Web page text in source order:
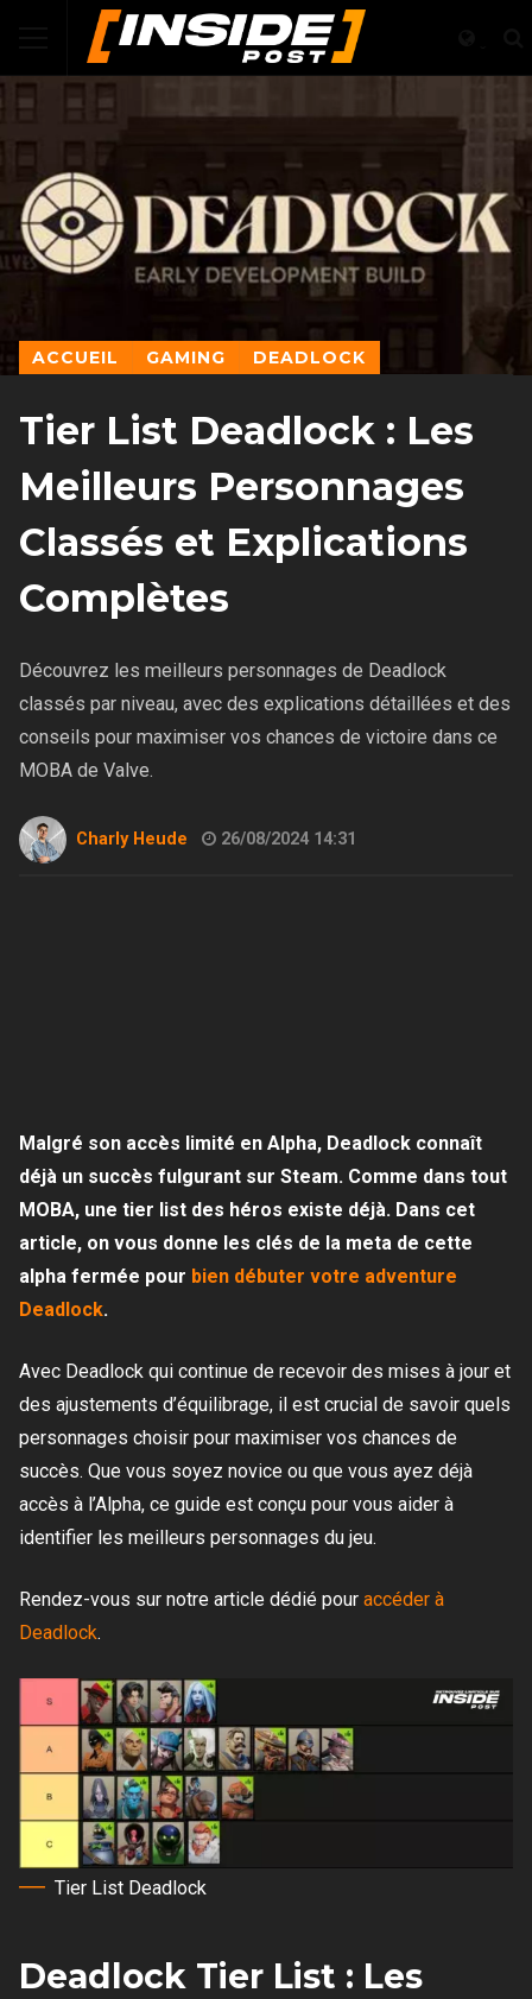
ACCUEIL GAMING DEADLOCK
Tier List Deadlock : Les
Meilleurs Personnages
Classés et Explications
Complètes
Découvrez les meilleurs personnages de Deadlock
classés par niveau, avec des explications détaillées et des
conseils pour maximiser vos chances de victoire dans ce
MOBA de Valve.
Charly Heude 26/08/2024 14:31
Malgré son accès limité en Alpha, Deadlock connaît
déjà un succès fulgurant sur Steam. Comme dans tout
MOBA, une tier list des héros existe déjà. Dans cet
article, on vous donne les clés de la meta de cette
alpha fermée pour bien débuter votre adventure
Deadlock.
Avec Deadlock qui continue de recevoir des mises à jour et
des ajustements d’équilibrage, il est crucial de savoir quels
personnages choisir pour maximiser vos chances de
succès. Que vous soyez novice ou que vous ayez déjà
accès à l’Alpha, ce guide est conçu pour vous aider à
identifier les meilleurs personnages du jeu.
Rendez-vous sur notre article dédié pour accéder à
Deadlock.
Tier List Deadlock
Deadlock Tier List : Les